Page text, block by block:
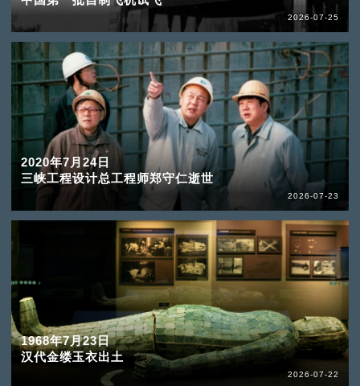
2026-07-25
2020年7月24日
三峡工程设计总工程师郑守仁逝世
2026-07-23
1968年7月23日
汉代金缕玉衣出土
2026-07-22